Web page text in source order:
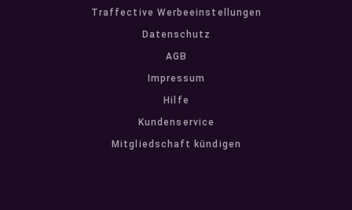
Traffective Werbeeinstellungen
Datenschutz
AGB
Impressum
Hilfe
Kundenservice
Mitgliedschaft kündigen